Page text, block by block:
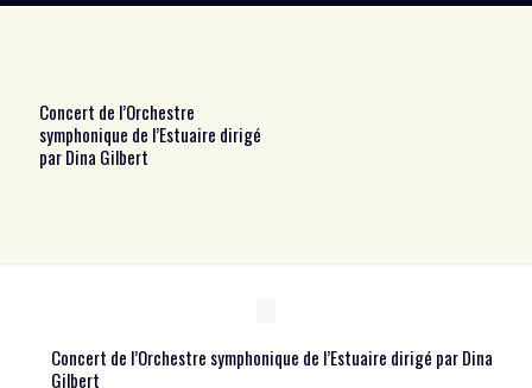
Concert de l’Orchestre
symphonique de l’Estuaire dirigé
par Dina Gilbert
Concert de l’Orchestre symphonique de l’Estuaire dirigé par Dina
Gilbert